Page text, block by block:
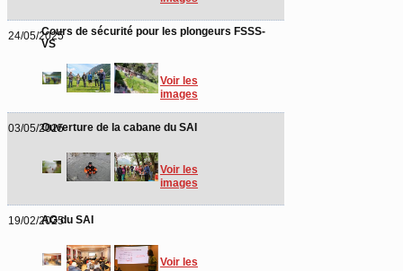
24/05/2025Cours de sécurité pour les plongeurs FSSS-
VS
Voir les
images
03/05/2025Ouverture de la cabane du SAI
Voir les
images
19/02/2025AG du SAI
Voir les